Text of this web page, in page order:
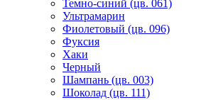
Темно-синий (цв. 061)
Ультрамарин
Фиолетовый (цв. 096)
Фуксия
Хаки
Черный
Шампань (цв. 003)
Шоколад (цв. 111)